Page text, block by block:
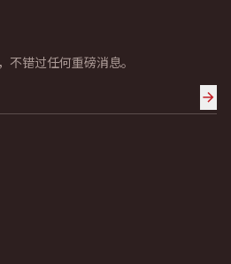
错过任何重磅消息。